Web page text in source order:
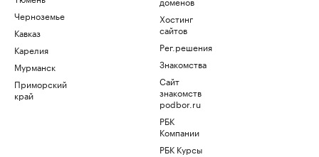
Черноземье
Кавказ
Карелия
Мурманск
Приморский
край
Хостинг
сайтов
Рег.решения
Знакомства
Сайт
знакомств
podbor.ru
РБК
Компании
РБК Курсы